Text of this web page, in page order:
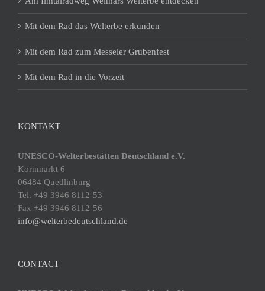
Mit dem Rad das Welterbe erkunden
Mit dem Rad zum Messeler Grubenfest
Mit dem Rad in die Vorzeit
KONTAKT
UNESCO-Welterbestätten Deutschland e.V.
Kornmarkt 6
06484 Quedlinburg
Tel. +49 3946 8112-53
Fax +49 3946 8112-56
info@welterbedeutschland.de
CONTACT